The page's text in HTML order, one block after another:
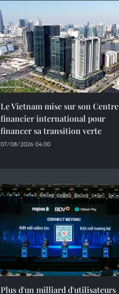
Le Vietnam mise sur son Centre
financier international pour
financer sa transition verte
07/08/2026 04:00
Plus d'un milliard d'utilisateurs